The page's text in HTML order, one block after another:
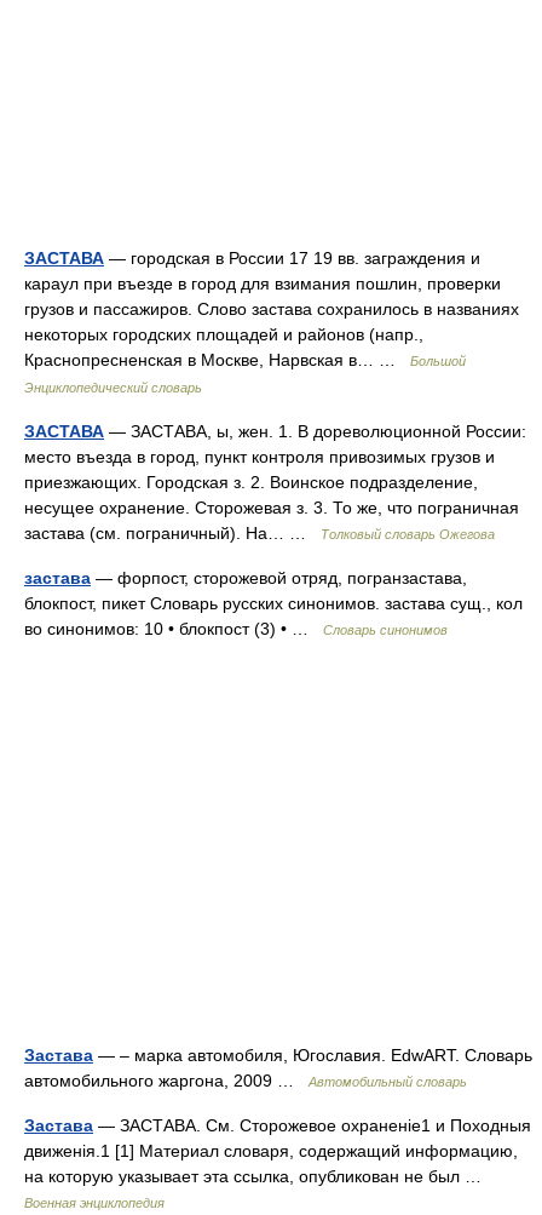
ЗАСТАВА — городская в России 17 19 вв. заграждения и
караул при въезде в город для взимания пошлин, проверки
грузов и пассажиров. Слово застава сохранилось в названиях
некоторых городских площадей и районов (напр.,
Краснопресненская в Москве, Нарвская в… …
Большой
Энциклопедический словарь
ЗАСТАВА — ЗАСТАВА, ы, жен. 1. В дореволюционной России:
место въезда в город, пункт контроля привозимых грузов и
приезжающих. Городская з. 2. Воинское подразделение,
несущее охранение. Сторожевая з. 3. То же, что пограничная
застава (см. пограничный). На… …
Толковый словарь Ожегова
застава — форпост, сторожевой отряд, погранзастава,
блокпост, пикет Словарь русских синонимов. застава сущ., кол
во синонимов: 10 • блокпост (3) • …
Словарь синонимов
Застава — – марка автомобиля, Югославия. EdwART. Словарь
автомобильного жаргона, 2009 …
Автомобильный словарь
Застава — ЗАСТАВА. См. Сторожевое охраненіе1 и Походныя
движенія.1 [1] Материал словаря, содержащий информацию,
на которую указывает эта ссылка, опубликован не был …
Военная энциклопедия